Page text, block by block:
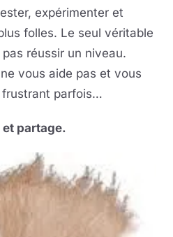
expérimenter et
folles. Le seul véritable
réussir un niveau.
vous aide pas et vous
frustrant parfois…
et partage.